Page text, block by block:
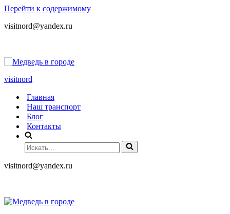
Перейти к содержимому
visitnord@yandex.ru
visitnord
Главная
Наш транспорт
Блог
Контакты
visitnord@yandex.ru